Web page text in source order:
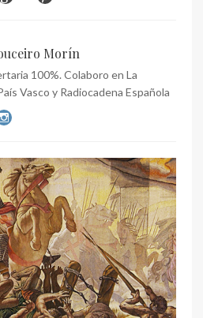
Morín
100%. Colaboro en La
Vasco y Radiocadena Española